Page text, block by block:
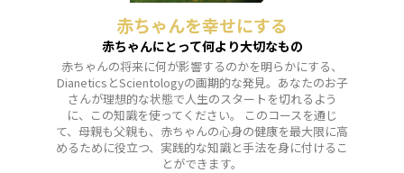
赤ちゃんを幸せにする
赤ちゃんにとって何より大切なもの
赤ちゃんの将来に何が影響するのかを明らかにする、
DianeticsとScientologyの画期的な発見。あなたのお子
さんが理想的な状態で人生のスタートを切れるよう
に、この知識を使ってください。 このコースを通じ
て、母親も父親も、赤ちゃんの心身の健康を最大限に高
めるために役立つ、実践的な知識と手法を身に付けるこ
とができます。